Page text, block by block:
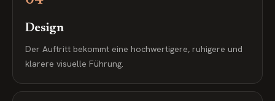
Design
Der Auftritt bekommt eine hochwertigere, ruhigere und
klarere visuelle Führung.